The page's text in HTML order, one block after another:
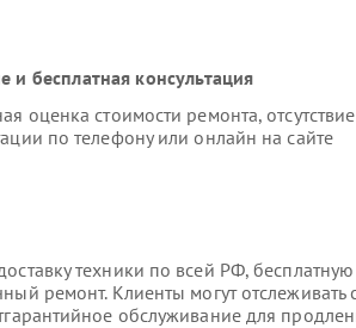
и бесплатная консультация
оценка стоимости ремонта,
по телефону или онлайн на сайте
техники по всей РФ, бесплатную
ремонт. Клиенты могут отслеживать
обслуживание для